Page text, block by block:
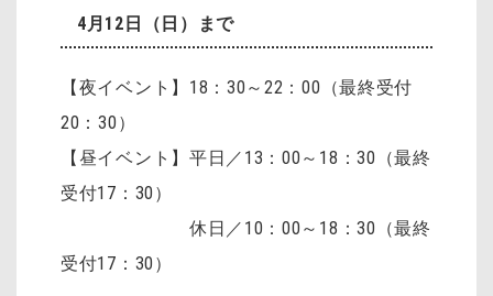
4月12日（日）まで
【夜イベント】18：30～22：00（最終受付
20：30）
【昼イベント】平日／13：00～18：30（最終
受付17：30）
休日／10：00～18：30（最終
受付17：30）